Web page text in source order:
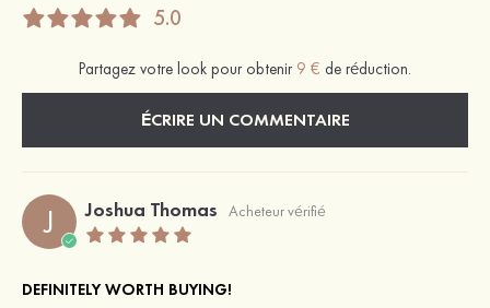
5.0
Partagez votre look pour obtenir 9 € de réduction.
ÉCRIRE UN COMMENTAIRE
J Joshua Thomas Acheteur vérifié
DEFINITELY WORTH BUYING!